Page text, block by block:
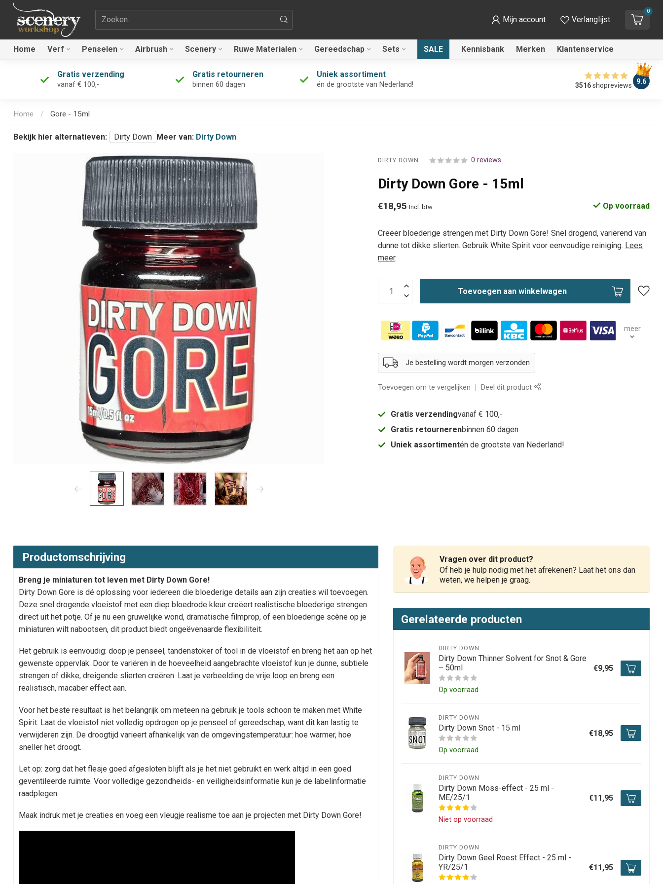
Zoekterm Mijn account Verlanglijst
0
Home Verf Penselen Airbrush Scenery Ruwe Materialen Gereedschap Sets SALE Kennisbank Merken Klantenservice
Gratis verzending
vanaf € 100,-
Gratis retourneren
binnen 60 dagen
Uniek assortiment
én de grootste van Nederland! 3516shopreviews 9.6
Home / Gore - 15ml
Bekijk hier alternatieven: Dirty Down Meer van: Dirty Down
DIRTY DOWN 0 reviews
Dirty Down Gore - 15ml
€18,95 Incl. btw Op voorraad
Creëer bloederige strengen met Dirty Down Gore! Snel drogend, variërend van
dunne tot dikke slierten. Gebruik White Spirit voor eenvoudige reiniging. Lees
meer.
Toevoegen aan winkelwagen
meer
Je bestelling wordt morgen verzonden
Toevoegen om te vergelijken Deel dit product
Gratis verzendingvanaf € 100,-
Gratis retournerenbinnen 60 dagen
Uniek assortimentén de grootste van Nederland!
Productomschrijving
Breng je miniaturen tot leven met Dirty Down Gore!
Dirty Down Gore is dé oplossing voor iedereen die bloederige details aan zijn creaties wil toevoegen.
Deze snel drogende vloeistof met een diep bloedrode kleur creëert realistische bloederige strengen
direct uit het potje. Of je nu een gruwelijke wond, dramatische filmprop, of een bloederige scène op je
miniaturen wilt nabootsen, dit product biedt ongeëvenaarde flexibiliteit.
Het gebruik is eenvoudig: doop je penseel, tandenstoker of tool in de vloeistof en breng het aan op het
gewenste oppervlak. Door te variëren in de hoeveelheid aangebrachte vloeistof kun je dunne, subtiele
strengen of dikke, dreigende slierten creëren. Laat je verbeelding de vrije loop en breng een
realistisch, macaber effect aan.
Voor het beste resultaat is het belangrijk om meteen na gebruik je tools schoon te maken met White
Spirit. Laat de vloeistof niet volledig opdrogen op je penseel of gereedschap, want dit kan lastig te
verwijderen zijn. De droogtijd varieert afhankelijk van de omgevingstemperatuur: hoe warmer, hoe
sneller het droogt.
Let op: zorg dat het flesje goed afgesloten blijft als je het niet gebruikt en werk altijd in een goed
geventileerde ruimte. Voor volledige gezondheids- en veiligheidsinformatie kun je de labelinformatie
raadplegen.
Maak indruk met je creaties en voeg een vleugje realisme toe aan je projecten met Dirty Down Gore!
Vragen over dit product?
Of heb je hulp nodig met het afrekenen? Laat het ons dan
weten, we helpen je graag.
Gerelateerde producten
DIRTY DOWN
Dirty Down Thinner Solvent for Snot & Gore
– 50ml
Op voorraad
€9,95
DIRTY DOWN
Dirty Down Snot - 15 ml
Op voorraad
€18,95
DIRTY DOWN
Dirty Down Moss-effect - 25 ml -
ME/25/1
Niet op voorraad
€11,95
DIRTY DOWN
Dirty Down Geel Roest Effect - 25 ml -
YR/25/1
€11,95